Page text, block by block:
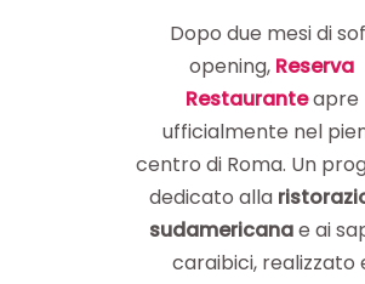
Dopo due mesi di
opening, Reserva
Restauranteapre
ufficialmente nel
centro di Roma. Un
dedicato alla
sudamericanae ai
caraibici, realizzato